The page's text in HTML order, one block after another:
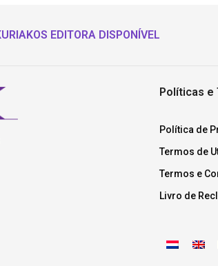
EDITORA DISPONÍVEL
Políticas e
Política de
Termos de
Termos e
Livro de